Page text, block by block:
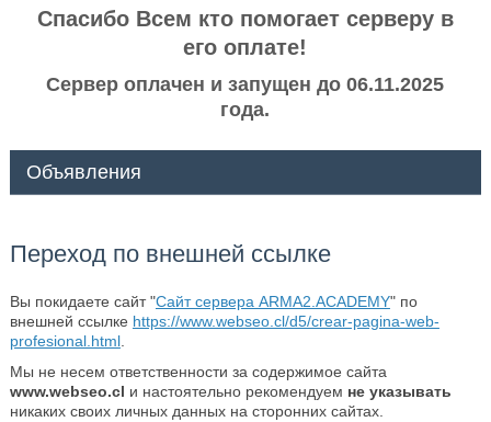
Спасибо Всем кто помогает серверу в
его оплате!
Сервер оплачен и запущен до 06.11.2025
года.
Объявления
Переход по внешней ссылке
Вы покидаете сайт "Сайт сервера ARMA2.ACADEMY" по
внешней ссылке https://www.webseo.cl/d5/crear-pagina-web-
profesional.html.
Мы не несем ответственности за содержимое сайта
www.webseo.cl и настоятельно рекомендуем не указывать
никаких своих личных данных на сторонних сайтах.